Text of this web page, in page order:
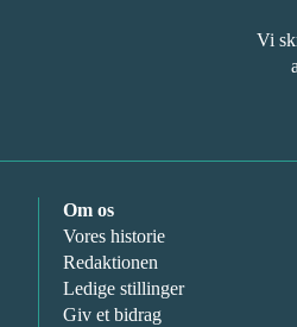
Vi
Om os
Vores historie
Redaktionen
Ledige stillinger
Giv et bidrag